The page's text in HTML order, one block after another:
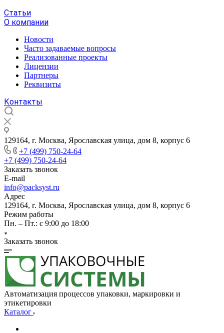
Статьи
О компании
Новости
Часто задаваемые вопросы
Реализованные проекты
Лицензии
Партнеры
Реквизиты
Контакты
129164, г. Москва, Ярославская улица, дом 8, корпус 6
+7 (499) 750-24-64
+7 (499) 750-24-64
Заказать звонок
E-mail
info@packsyst.ru
Адрес
129164, г. Москва, Ярославская улица, дом 8, корпус 6
Режим работы
Пн. – Пт.: с 9:00 до 18:00
Заказать звонок
Автоматизация процессов упаковки, маркировки и
этикетировки
Каталог